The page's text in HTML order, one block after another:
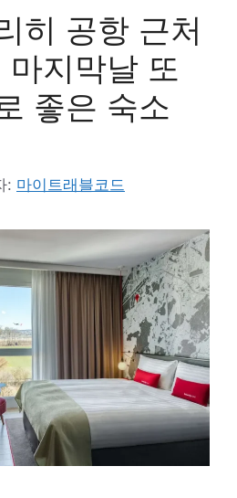
히 공항 근처
마지막날 또
좋은 숙소
: 마이트래블코드